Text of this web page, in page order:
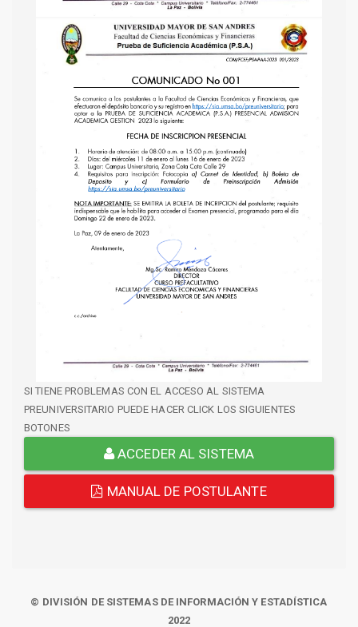
SI TIENE PROBLEMAS CON EL ACCESO AL SISTEMA
PREUNIVERSITARIO PUEDE HACER CLICK LOS SIGUIENTES
BOTONES
ACCEDER AL SISTEMA
MANUAL DE POSTULANTE
© DIVISIÓN DE SISTEMAS DE INFORMACIÓN Y ESTADÍSTICA
2022